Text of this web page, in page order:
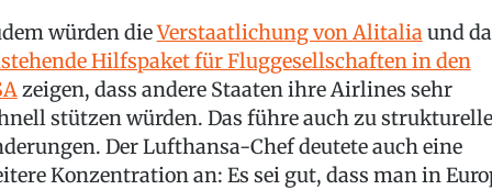
würden dieVerstaatlichung von Alitaliaund
Hilfspaket für Fluggesellschaften in den
zeigen, dass andere Staaten ihre Airlines sehr
stützen würden. Das führe auch zu
Der Lufthansa-Chef deutete auch eine
Konzentration an: Es sei gut, dass man in